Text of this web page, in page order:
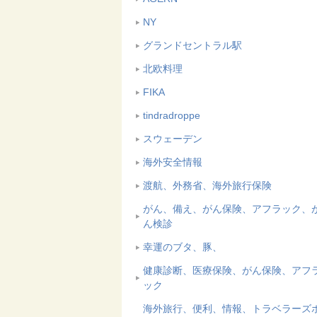
NY
グランドセントラル駅
北欧料理
FIKA
tindradroppe
スウェーデン
海外安全情報
渡航、外務省、海外旅行保険
がん、備え、がん保険、アフラック、
ん検診
幸運のブタ、豚、
健康診断、医療保険、がん保険、アフ
ック
海外旅行、便利、情報、トラベラーズ